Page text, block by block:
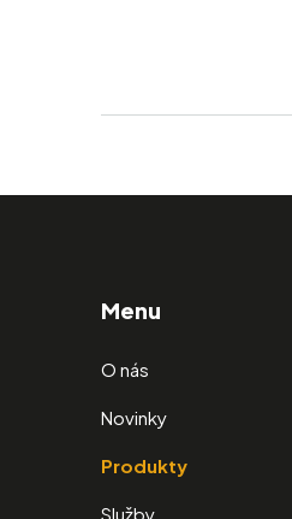
Menu
O nás
Novinky
Produkty
Služby